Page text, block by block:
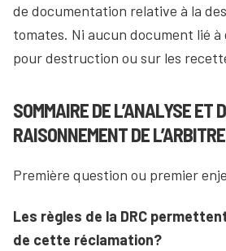
de documentation relative à la
tomates. Ni aucun document lié à
pour destruction ou sur les
SOMMAIRE DE L’ANALYSE ET
RAISONNEMENT DE L’ARBITRE
Première question ou premier
Les règles de la DRC
de cette réclamation?